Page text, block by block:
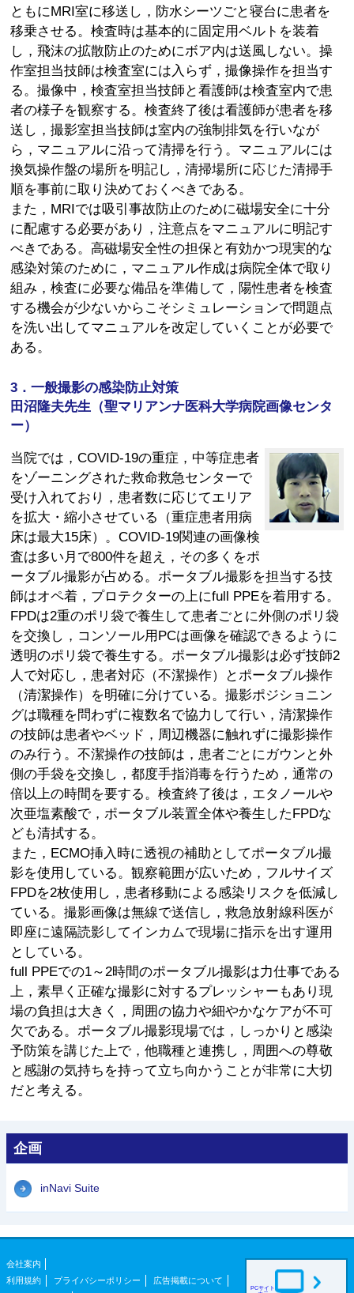
ともにMRI室に移送し，防水シーツごと寝台に患者を
移乗させる。検査時は基本的に固定用ベルトを装着
し，飛沫の拡散防止のためにボア内は送風しない。操
作室担当技師は検査室には入らず，撮像操作を担当す
る。撮像中，検査室担当技師と看護師は検査室内で患
者の様子を観察する。検査終了後は看護師が患者を移
送し，撮影室担当技師は室内の強制排気を行いなが
ら，マニュアルに沿って清掃を行う。マニュアルには
換気操作盤の場所を明記し，清掃場所に応じた清掃手
順を事前に取り決めておくべきである。
また，MRIでは吸引事故防止のために磁場安全に十分
に配慮する必要があり，注意点をマニュアルに明記す
べきである。高磁場安全性の担保と有効かつ現実的な
感染対策のために，マニュアル作成は病院全体で取り
組み，検査に必要な備品を準備して，陽性患者を検査
する機会が少ないからこそシミュレーションで問題点
を洗い出してマニュアルを改定していくことが必要で
ある。
3．一般撮影の感染防止対策
田沼隆夫先生（聖マリアンナ医科大学病院画像センタ
ー）
当院では，COVID-19の重症，中等症患者
をゾーニングされた救命救急センターで
受け入れており，患者数に応じてエリア
を拡大・縮小させている（重症患者用病
床は最大15床）。COVID-19関連の画像検
査は多い月で800件を超え，その多くをポ
ータブル撮影が占める。ポータブル撮影を担当する技
師はオペ着，プロテクターの上にfull PPEを着用する。
FPDは2重のポリ袋で養生して患者ごとに外側のポリ袋
を交換し，コンソール用PCは画像を確認できるように
透明のポリ袋で養生する。ポータブル撮影は必ず技師2
人で対応し，患者対応（不潔操作）とポータブル操作
（清潔操作）を明確に分けている。撮影ポジショニン
グは職種を問わずに複数名で協力して行い，清潔操作
の技師は患者やベッド，周辺機器に触れずに撮影操作
のみ行う。不潔操作の技師は，患者ごとにガウンと外
側の手袋を交換し，都度手指消毒を行うため，通常の
倍以上の時間を要する。検査終了後は，エタノールや
次亜塩素酸で，ポータブル装置全体や養生したFPDな
ども清拭する。
また，ECMO挿入時に透視の補助としてポータブル撮
影を使用している。観察範囲が広いため，フルサイズ
FPDを2枚使用し，患者移動による感染リスクを低減し
ている。撮影画像は無線で送信し，救急放射線科医が
即座に遠隔読影してインカムで現場に指示を出す運用
としている。
full PPEでの1～2時間のポータブル撮影は力仕事である
上，素早く正確な撮影に対するプレッシャーもあり現
場の負担は大きく，周囲の協力や細やかなケアが不可
欠である。ポータブル撮影現場では，しっかりと感染
予防策を講じた上で，他職種と連携し，周囲への尊敬
と感謝の気持ちを持って立ち向かうことが非常に大切
だと考える。
企画
inNavi Suite
会社案内
利用規約
プライバシーポリシー
広告掲載について
PCサイト